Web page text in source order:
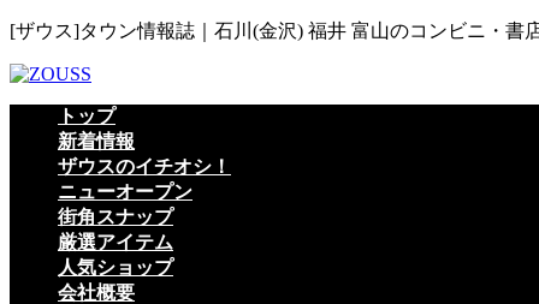
コ
テ
ン
ナ
ゲ
ー
[ザウス]タウン情報誌｜石川(金沢) 福井 富山のコンビニ・書
トップ
新着情報
ザウスのイチオシ！
ニューオープン
街角スナップ
厳選アイテム
人気ショップ
会社概要